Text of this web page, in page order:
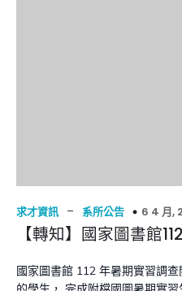
求才資訊 – 系所公告 6 4 月,
【轉知】國家圖書館
國家圖書館 112 年暑期實習調